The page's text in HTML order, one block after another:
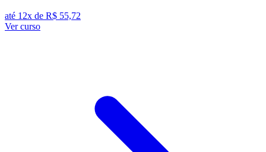
até 12x de R$ 55,72
Ver curso